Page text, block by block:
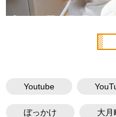
Youtube
ぼっかけ 大月